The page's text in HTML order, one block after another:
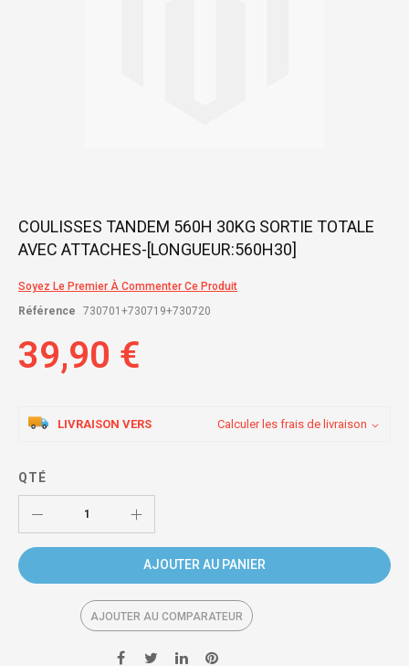
Skip
the
of
images
COULISSES TANDEM 560H 30KG SORTIE TOTALE
AVEC ATTACHES-[LONGUEUR:560H30]
Soyez Le Premier À Commenter Ce Produit
Référence
730701+730719+730720
39,90 €
LIVRAISON VERS Calculer les frais de livraison
QTÉ
AJOUTER AU PANIER
AJOUTER AU COMPARATEUR